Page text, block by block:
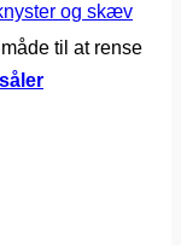
og skæv
til at rense